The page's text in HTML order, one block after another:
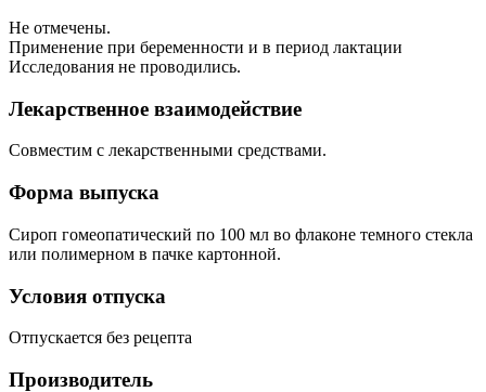
Не отмечены.
Применение при беременности и в период лактации
Исследования не проводились.
Лекарственное взаимодействие
Совместим с лекарственными средствами.
Форма выпуска
Сироп гомеопатический по 100 мл во флаконе темного стекла
или полимерном в пачке картонной.
Условия отпуска
Отпускается без рецепта
Производитель